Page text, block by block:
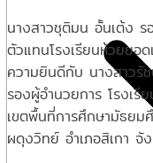
นางสาวชุติมน อั้นเต้ง ร
ตัวแทนโรงเรียนห้วยยอ
ความยินดีกับ นางสาวรั
รองผู้อำนวยการ โรงเรี
เขตพื้นที่การศึกษามัธยม
ผดุงวิทย์ อำเภอสิเกา จั